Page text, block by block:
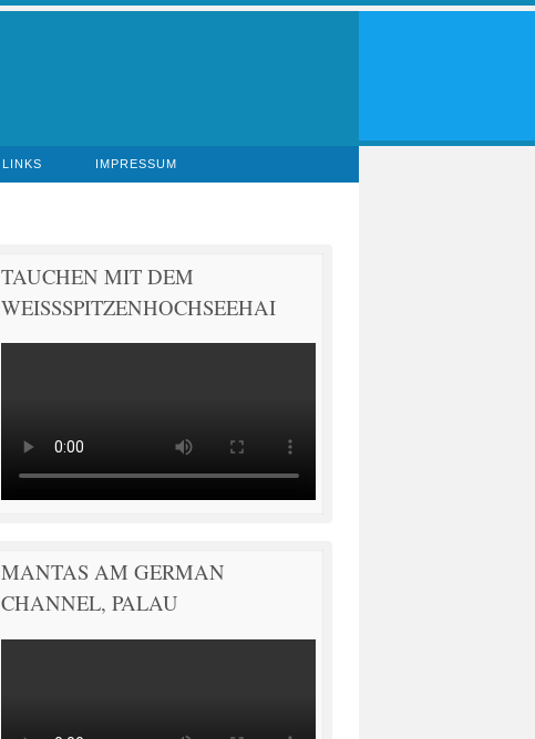
LINKS IMPRESSUM
TAUCHEN MIT DEM
WEISSSPITZENHOCHSEEHAI
MANTAS AM GERMAN
CHANNEL, PALAU